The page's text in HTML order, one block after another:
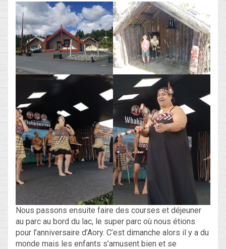
Nous passons ensuite faire des courses et déjeuner
au parc au bord du lac, le super parc où nous étions
pour l’anniversaire d’Aory. C’est dimanche alors il y a du
monde mais les enfants s’amusent bien et se